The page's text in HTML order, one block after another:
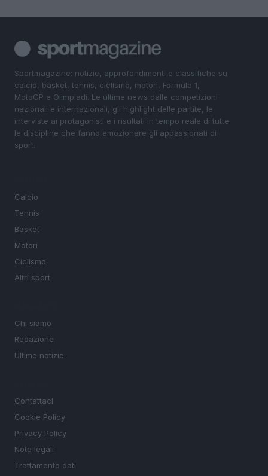
Sportmagazine: notizie, approfondimenti e classifiche su
calcio, basket, tennis, ciclismo, motori, Formula 1,
MotoGP e Olimpiadi. Le ultime news dalle competizioni
nazionali e internazionali, gli highlight delle partite, le
interviste ai protagonisti e i risultati in tempo reale di tutte
le discipline che fanno emozionare gli appassionati di
sport.
Calcio
Tennis
Basket
Motori
Ciclismo
Altri sport
Chi siamo
Redazione
Ultime notizie
Contattaci
Cookie Policy
Privacy Policy
Note legali
Trattamento dati